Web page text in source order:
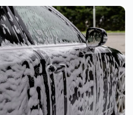
تنظيف داخلي